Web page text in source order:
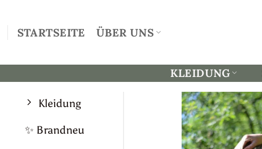
Inhalt
springen
STARTSEITE ÜBER UNS
KLEIDUNG
Kleidung
✨ Brandneu